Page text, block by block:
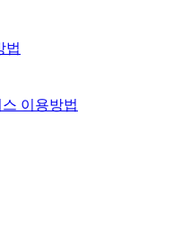
법
이용방법